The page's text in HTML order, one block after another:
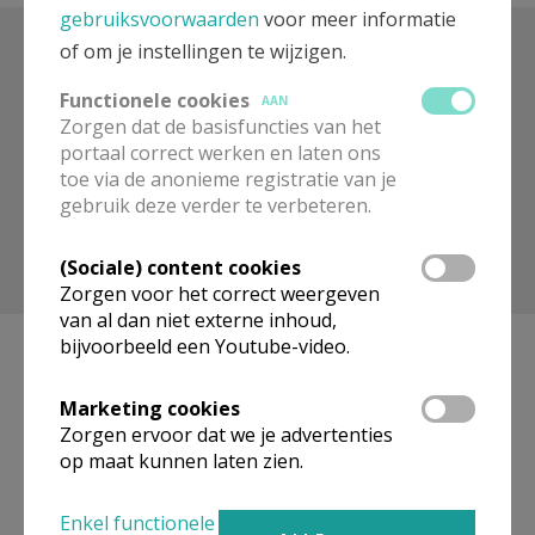
Zoek op trefwoord
Toon meer filters
Geen artikels gevonden.
Pagina's
gebruiksvoorwaarden voor meer informatie
of om je instellingen te wijzigen.
Functionele cookies
AAN
Zorgen dat de basisfuncties van het
portaal correct werken en laten ons
toe via de anonieme registratie van je
gebruik deze verder te verbeteren.
(Sociale) content cookies
Zorgen voor het correct weergeven
van al dan niet externe inhoud,
bijvoorbeeld een Youtube-video.
Marketing cookies
Zorgen ervoor dat we je advertenties
op maat kunnen laten zien.
Enkel functionele